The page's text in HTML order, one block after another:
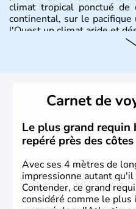
climat tropical ponctué de
continental, sur le
l'Ouest un climat aride et
Plusieurs populations se
des européens, suite à la
Christophe Colomb
britanniques proclament
en 1776 et adoptent leur
La conquête de l'Ouest
phase de développement
Carnet de
Le plus grand
repéré près des
Avec ses 4 mètres de
impressionne autant qu'il
Contender, ce grand
considéré comme le plus